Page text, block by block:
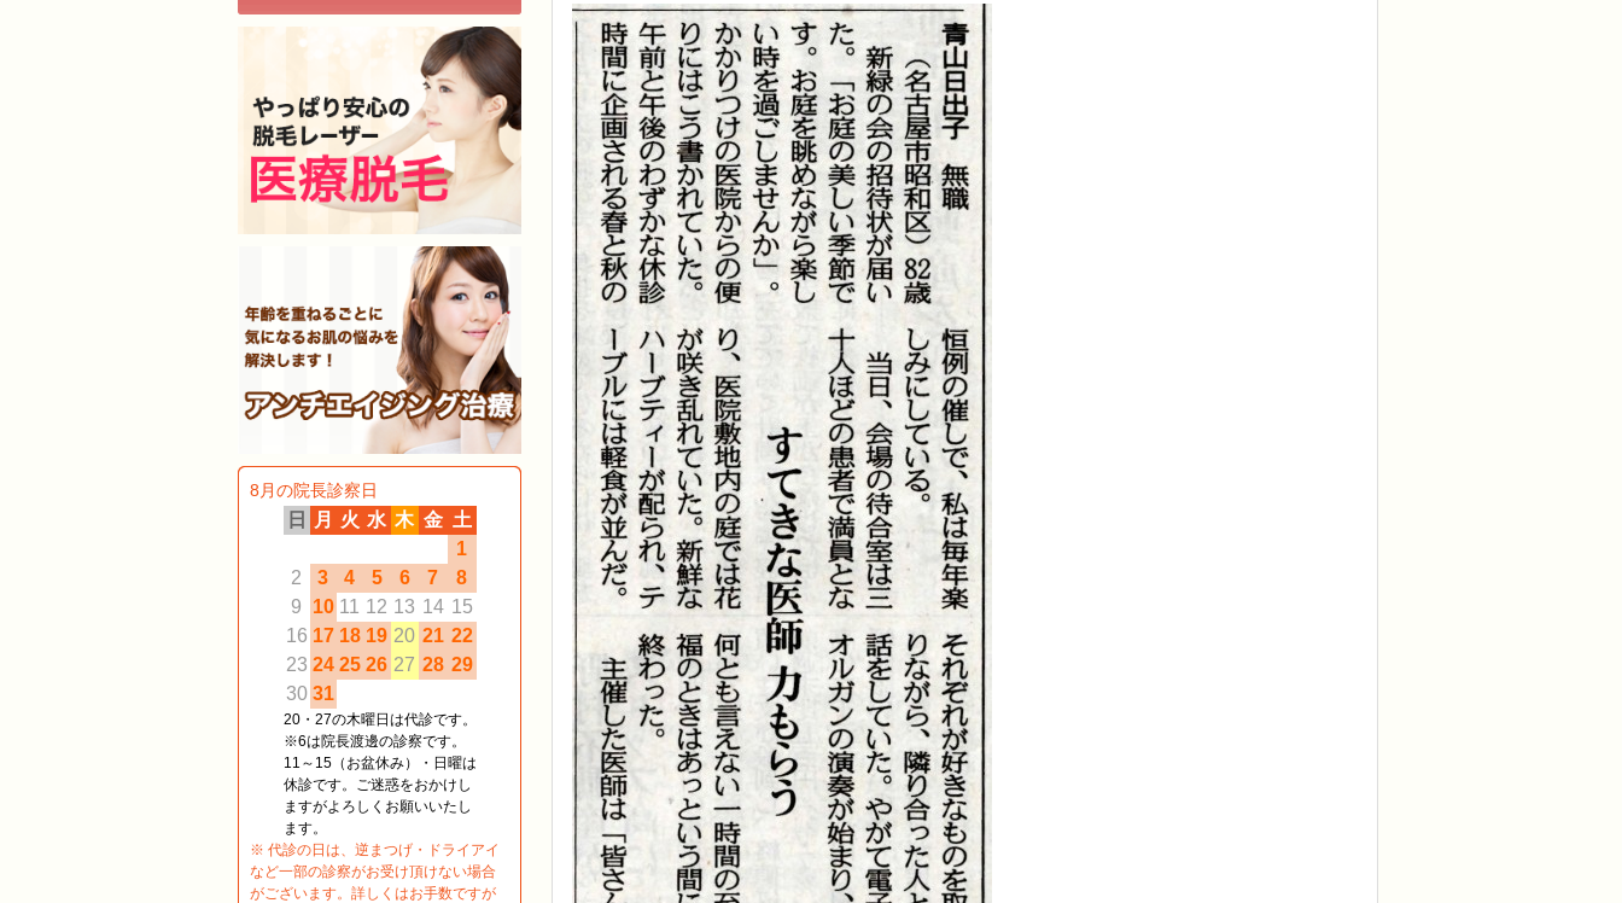
8月の院長診察日
日 月 火 水 木 金 土
1
2
3 4 5 6 7
8
9
10 11 12 13 14 15
16 17 18 19 20 21 22
23 24 25 26 27 28 29
30 31
20・27の木曜日は代診です。
※6は院長渡邊の診察です。
11～15（お盆休み）・日曜は
休診です。ご迷惑をおかけし
ますがよろしくお願いいたし
ます。
※ 代診の日は、逆まつげ・ドライアイ
など一部の診察がお受け頂けない場合
がございます。詳しくはお手数ですが